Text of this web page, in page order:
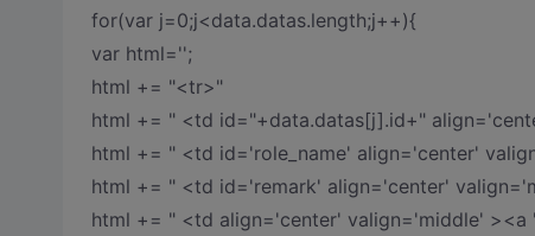
for(var j=0;j<data.datas.length;j++){
var html='';
html += "<tr>"
html += " <td id="+data.datas[j].id+"
html += " <td id='role_name' align='center'
html += " <td id='remark' align='center'
html += " <td align='center' valign='middle'